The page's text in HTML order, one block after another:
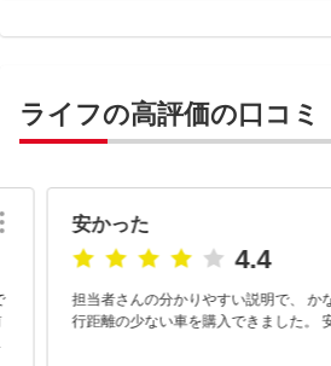
ライフの高評価の口コミ
安かった
4.4
担当者さんの分かりやすい説明で、 か
行距離の少ない車を購入できました。